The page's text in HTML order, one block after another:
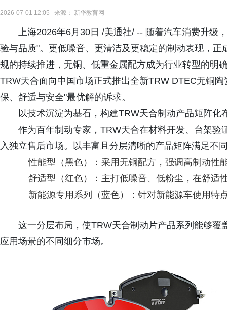
2026-07-01 12:05 来源： 新华教育网
上海2026年6月30日 /美通社/ -- 随着汽车消费升级
验与品质"。更低噪音、更清洁及更稳定的制动表现，
规的持续推进，无铜、低重金属配方成为行业转型的明
TRW天合面向中国市场正式推出全新TRW DTEC无铜
保、舒适与安全"最优解的诉求。
以技术沉淀为基石，构建TRW天合制动产品矩阵化
作为百年制动专家，TRW天合在材料开发、台架
入独立售后市场。以丰富且分层清晰的产品矩阵满足不
性能型（黑色）：采用无铜配方，强调高制动性
舒适型（红色）：主打低噪音、低粉尘，在舒适
新能源专用系列（蓝色）：针对新能源车使用特
这一分层布局，使TRW天合制动片产品系列能够
应用场景的不同细分市场。